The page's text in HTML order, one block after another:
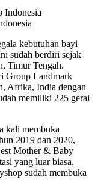
kebutuhan bayi
sudah berdiri sejak
Timur Tengah.
Group Landmark
Afrika, India dengan
memiliki 225 gerai
kali membuka
2019 dan 2020,
Mother & Baby
yang luar biasa,
sudah membuka